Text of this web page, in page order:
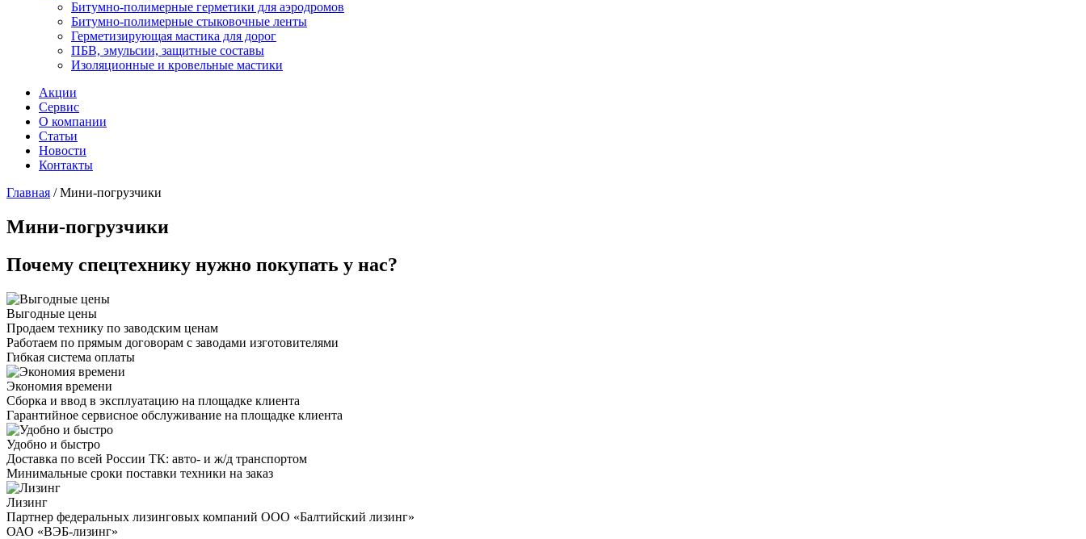
Битумно-полимерные герметики для аэродромов
Битумно-полимерные стыковочные ленты
Герметизирующая мастика для дорог
ПБВ, эмульсии, защитные составы
Изоляционные и кровельные мастики
Акции
Сервис
О компании
Статьи
Новости
Контакты
Главная /Мини-погрузчики
Мини-погрузчики
Почему спецтехнику нужно покупать у нас?
Выгодные цены
Продаем технику по заводским ценам
Работаем по прямым договорам с заводами изготовителями
Гибкая система оплаты
Экономия времени
Сборка и ввод в эксплуатацию на площадке клиента
Гарантийное сервисное обслуживание на площадке клиента
Удобно и быстро
Доставка по всей России ТК: авто- и ж/д транспортом
Минимальные сроки поставки техники на заказ
Лизинг
Партнер федеральных лизинговых компаний ООО «Балтийский лизинг»
ОАО «ВЭБ-лизинг»